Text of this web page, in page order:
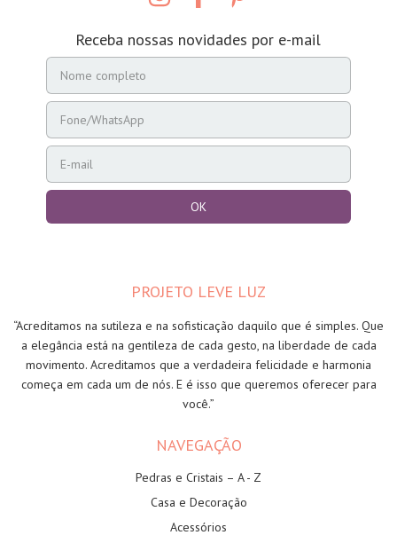
Receba nossas novidades por e-mail
PROJETO LEVE LUZ
“Acreditamos na sutileza e na sofisticação daquilo que é simples. Que
a elegância está na gentileza de cada gesto, na liberdade de cada
movimento. Acreditamos que a verdadeira felicidade e harmonia
começa em cada um de nós. E é isso que queremos oferecer para
você.”
NAVEGAÇÃO
Pedras e Cristais – A - Z
Casa e Decoração
Acessórios